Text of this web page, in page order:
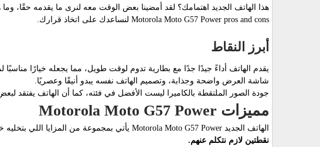
هذا الهاتف الجديد اهتمامك؟ لقد أمضينا بعض الوقت معه لنرى ما يقدمه
Motorola Moto G57 Power pros and cons لنساعدك على اتخاذ قرارك.
أبرز النقاط
يقدم الهاتف أداءً جيدًا جدًا مع بطارية تدوم لوقت طويل، مما يجعله خيارًا مناسبًا
شاشة العرض واضحة وجذابة، وتصميم الهاتف نفسه يبدو أنيقًا وعصريًا.
جودة الصور الملتقطة بالكاميرا ليست الأفضل في فئته، كما أن الهاتف يفتقد
مميزات Motorola Moto G57 Power
الهاتف الجديد Motorola Moto G57 Power يأتي بمجموعة من المزايا اللي بتخليه خيار قوي في فئته السعرية.
نقطتين لازم نتكلم عنهم.